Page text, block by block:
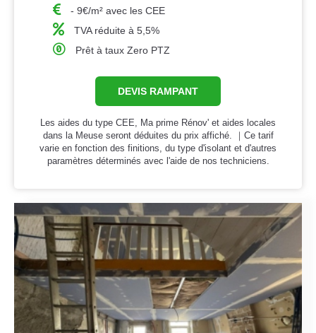
- 9€/m² avec les CEE
TVA réduite à 5,5%
Prêt à taux Zero PTZ
DEVIS RAMPANT
Les aides du type CEE, Ma prime Rénov' et aides locales
dans la Meuse seront déduites du prix affiché. ｜Ce tarif
varie en fonction des finitions, du type d'isolant et d'autres
paramètres déterminés avec l'aide de nos techniciens.